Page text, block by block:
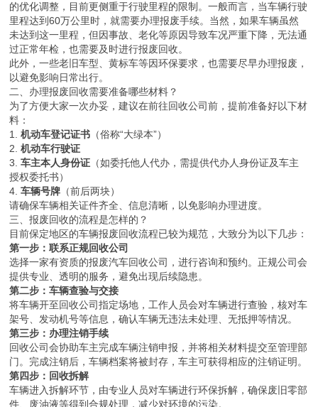
的优化调整，目前更侧重于行驶里程的限制。一般而言，当车辆行驶
里程达到60万公里时，就需要办理报废手续。当然，如果车辆虽然
未达到这一里程，但因事故、老化等原因导致车况严重下降，无法通
过正常年检，也需要及时进行报废回收。
此外，一些老旧车型、黄标车等因环保要求，也需要尽早办理报废，
以避免影响日常出行。
二、办理报废回收需要准备哪些材料？
为了方便大家一次办妥，建议在前往回收公司前，提前准备好以下材
料：
1.机动车登记证书 （俗称“大绿本”）
2.机动车行驶证
3.车主本人身份证 （如委托他人代办，需提供代办人身份证及车主
授权委托书）
4.车辆号牌 （前后两块）
请确保车辆相关证件齐全、信息清晰，以免影响办理进度。
三、报废回收的流程是怎样的？
目前保定地区的车辆报废回收流程已较为规范，大致分为以下几步：
第一步：联系正规回收公司
选择一家有资质的报废汽车回收公司，进行咨询和预约。正规公司会
提供专业、透明的服务，避免出现后续隐患。
第二步：车辆查验与交接
将车辆开至回收公司指定场地，工作人员会对车辆进行查验，核对车
架号、发动机号等信息，确认车辆无违法未处理、无抵押等情况。
第三步：办理注销手续
回收公司会协助车主完成车辆注销申报，并将相关材料提交至管理部
门。完成注销后，车辆档案将被封存，车主可获得相应的注销证明。
第四步：回收拆解
车辆进入拆解环节，由专业人员对车辆进行环保拆解，确保废旧零部
件、废油液等得到合规处理，减少对环境的污染。